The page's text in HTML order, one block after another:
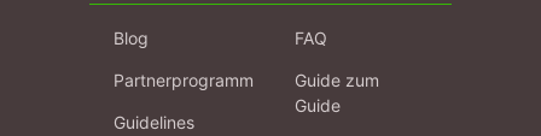
Blog
Partnerprogramm
Guidelines
FAQ
Guide zum
Guide